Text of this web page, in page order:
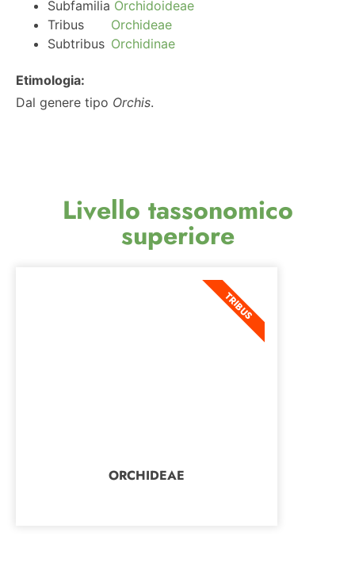
Subfamilia Orchidoideae
Tribus
Orchideae
Subtribus Orchidinae
Etimologia:
Dal genere tipo Orchis.
Livello tassonomico
superiore
ORCHIDEAE
TRIBUS